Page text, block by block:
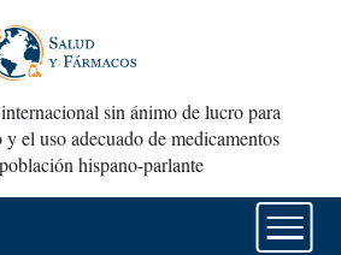
sin ánimo de lucro para
y el uso adecuado de medicamentos
hispano-parlante